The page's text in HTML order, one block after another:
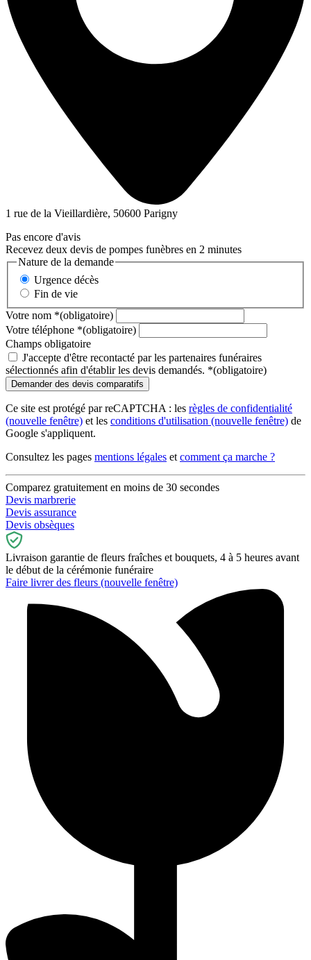
1 rue de la Vieillardière, 50600 Parigny
Pas encore d'avis
Recevez deux devis de pompes funèbres en 2 minutes
Nature de la demande
Urgence décès
Fin de vie
Votre nom *(obligatoire)
Votre téléphone *(obligatoire)
Champs obligatoire
J'accepte d'être recontacté par les partenaires funéraires
sélectionnés afin d'établir les devis demandés. *(obligatoire)
Ce site est protégé par reCAPTCHA : les règles de confidentialité
(nouvelle fenêtre) et les conditions d'utilisation (nouvelle fenêtre) de
Google s'appliquent.
Consultez les pages mentions légales et comment ça marche ?
Comparez gratuitement en moins de 30 secondes
Devis marbrerie
Devis assurance
Devis obsèques
Livraison garantie de fleurs fraîches et bouquets, 4 à 5 heures avant
le début de la cérémonie funéraire
Faire livrer des fleurs (nouvelle fenêtre)